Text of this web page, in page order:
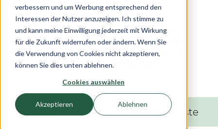
verbessern und um Werbung entsprechend den
Interessen der Nutzer anzuzeigen. Ich stimme zu
und kann meine Einwilligung jederzeit mit Wirkung
für die Zukunft widerrufen oder ändern. Wenn Sie
die Verwendung von Cookies nicht akzeptieren,
können Sie dies unten ablehnen.
Cookies auswählen
Akzeptieren Ablehnen
Weitere Sinn Uhren – Vielfalt der
Frankfurter Uhrenmanufaktur bei
ALTHERR entdecken
63 Liste